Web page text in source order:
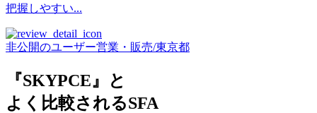
把握しやすい...
非公開のユーザー営業・販売/東京都
『SKYPCE』と
よく比較されるSFA